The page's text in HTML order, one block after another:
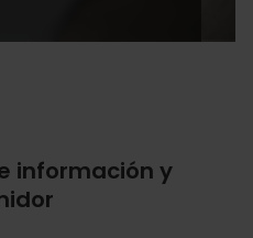
información y